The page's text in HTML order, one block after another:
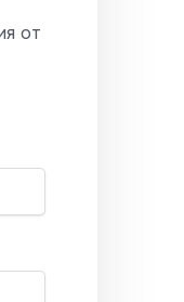
от